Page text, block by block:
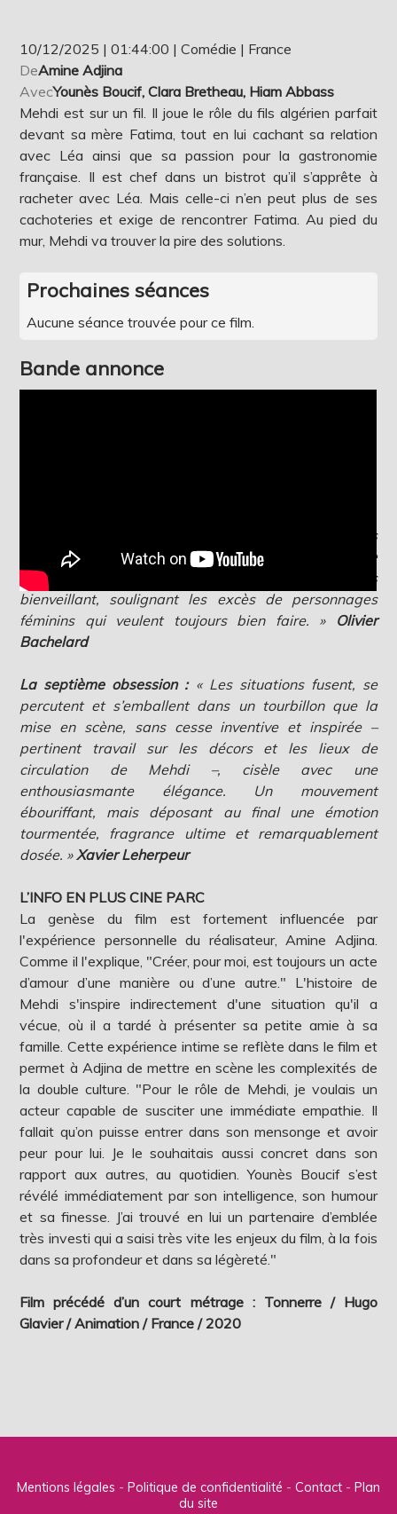
10/12/2025 | 01:44:00 | Comédie | France
DeAmine Adjina
AvecYounès Boucif, Clara Bretheau, Hiam Abbass
Mehdi est sur un fil. Il joue le rôle du fils algérien parfait
devant sa mère Fatima, tout en lui cachant sa relation
avec Léa ainsi que sa passion pour la gastronomie
française. Il est chef dans un bistrot qu’il s’apprête à
racheter avec Léa. Mais celle-ci n’en peut plus de ses
cachoteries et exige de rencontrer Fatima. Au pied du
mur, Mehdi va trouver la pire des solutions.
Prochaines séances
Aucune séance trouvée pour ce film.
Bande annonce
où l'amour du partage et du métissage, symbolisés
par la cuisine et par ce couple attachant, "La Petite
Cuisine de Mehdi" nous régale d'un humour toujours
bienveillant, soulignant les excès de personnages
féminins qui veulent toujours bien faire. »
Olivier
Bachelard
La septième obsession : « Les situations fusent, se
percutent et s’emballent dans un tourbillon que la
mise en scène, sans cesse inventive et inspirée –
pertinent travail sur les décors et les lieux de
circulation de Mehdi –, cisèle avec une
enthousiasmante élégance. Un mouvement
ébouriffant, mais déposant au final une émotion
tourmentée, fragrance ultime et remarquablement
dosée. » Xavier Leherpeur
L’INFO EN PLUS CINE PARC
La genèse du film est fortement influencée par
l'expérience personnelle du réalisateur, Amine Adjina.
Comme il l'explique, "Créer, pour moi, est toujours un acte
d’amour d’une manière ou d’une autre." L'histoire de
Mehdi s'inspire indirectement d'une situation qu'il a
vécue, où il a tardé à présenter sa petite amie à sa
famille. Cette expérience intime se reflète dans le film et
permet à Adjina de mettre en scène les complexités de
la double culture. "Pour le rôle de Mehdi, je voulais un
acteur capable de susciter une immédiate empathie. Il
fallait qu’on puisse entrer dans son mensonge et avoir
peur pour lui. Je le souhaitais aussi concret dans son
rapport aux autres, au quotidien. Younès Boucif s’est
révélé immédiatement par son intelligence, son humour
et sa finesse. J’ai trouvé en lui un partenaire d’emblée
très investi qui a saisi très vite les enjeux du film, à la fois
dans sa profondeur et dans sa légèreté."
Film précédé d’un court métrage : Tonnerre / Hugo
Glavier / Animation / France / 2020
Mentions légales Politique de confidentialité Contact
Plan
du site